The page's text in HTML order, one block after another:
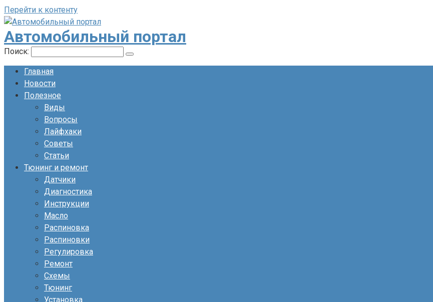
Перейти к контенту
Автомобильный портал
Поиск:
Главная
Новости
Полезное
Виды
Вопросы
Лайфхаки
Советы
Статьи
Тюнинг и ремонт
Датчики
Диагностика
Инструкции
Масло
Распиновка
Распиновки
Регулировка
Ремонт
Схемы
Тюнинг
Установка